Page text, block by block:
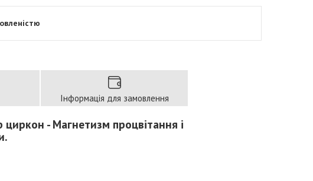
Інформація для замовлення
- Магнетизм процвітання і